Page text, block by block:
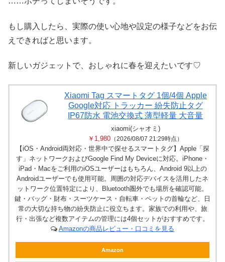
もし購入したら、実際の使い心地や設定の様子などをお伝
えできればと思います。
新しいガジェットで、おしゃれに春を迎えたいです♡
Xiaomi Tag スマートタグ 1個/4個 Apple
Google対応 トラッカー 紛失防止タグ
IP67防水 電池交換式 薄型軽量 大音量
xiaomi(シャオミ)
￥1,980 （2026/08/07 21:29時点）
【iOS・Android両対応・世界中で探せるスマートタグ】Apple「探
す」ネットワークおよびGoogle Find My Deviceに対応。iPhone・
iPad・Macをご利用のiOSユーザーはもちろん、Android 9以上の
Androidユーザーでも使用可能。周囲の対応デバイスを活用したネ
ットワーク位置特定により、Bluetooth圏外でも場所を確認可能。
鍵・バッグ・財布・スーツケース・自転車・ペットの首輪など、日
常の大切な持ち物の紛失防止に役立ちます。家族での利用や、旅
行・出張など複数アイテムの管理には4個セットがおすすめです。
Amazonの商品レビュー・口コミを見る
Amazon